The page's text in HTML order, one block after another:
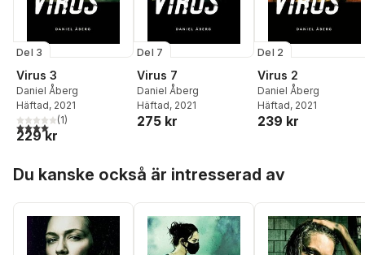
Del 3
Virus 3
Daniel Åberg
Häftad, 2021
4,0utav 5 stjärnor. Totalt antal röster:
(1)
229 kr
Del 7
Virus 7
Daniel Åberg
Häftad, 2021
275 kr
Del 2
Virus 2
Daniel Åberg
Häftad, 2021
239 kr
Du kanske också är intresserad av